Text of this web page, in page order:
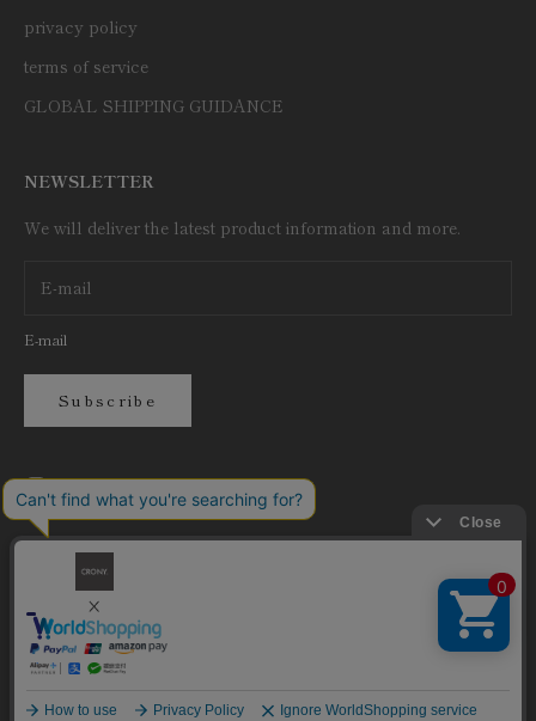
privacy policy
terms of service
GLOBAL SHIPPING GUIDANCE
NEWSLETTER
We will deliver the latest product information and more.
E-mail
Subscribe